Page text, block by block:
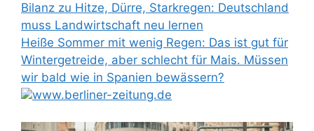
Bilanz zu Hitze, Dürre, Starkregen: Deutschland
muss Landwirtschaft neu lernen
Heiße Sommer mit wenig Regen: Das ist gut für
Wintergetreide, aber schlecht für Mais. Müssen
wir bald wie in Spanien bewässern?
www.berliner-zeitung.de